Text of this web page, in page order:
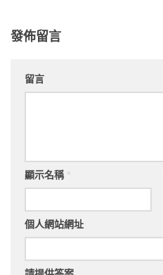
發佈留言
留言
顯示名稱
個人網站網址